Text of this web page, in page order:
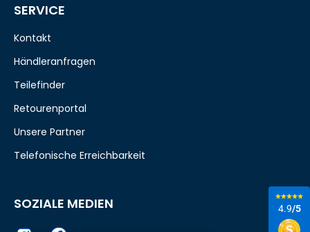
4.9/5
SERVICE
Kontakt
Händleranfragen
Teilefinder
Retourenportal
Unsere Partner
Telefonische Erreichbarkeit
SOZIALE MEDIEN